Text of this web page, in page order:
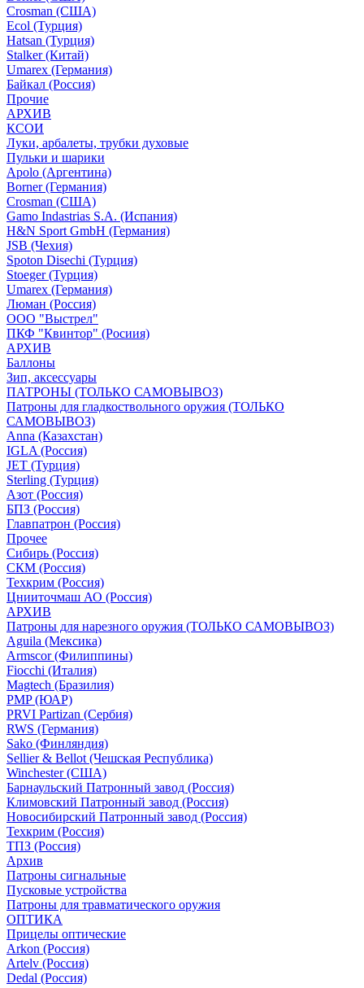
Crosman (США)
Ecol (Турция)
Hatsan (Турция)
Stalker (Китай)
Umarex (Германия)
Байкал (Россия)
Прочие
АРХИВ
КСОИ
Луки, арбалеты, трубки духовые
Пульки и шарики
Apolo (Аргентина)
Borner (Германия)
Crosman (США)
Gamo Indastrias S.A. (Испания)
H&N Sport GmbH (Германия)
JSB (Чехия)
Spoton Disechi (Турция)
Stoeger (Турция)
Umarex (Германия)
Люман (Россия)
ООО "Выстрел"
ПКФ "Квинтор" (Росиия)
АРХИВ
Баллоны
Зип, аксессуары
ПАТРОНЫ (ТОЛЬКО САМОВЫВОЗ)
Патроны для гладкоствольного оружия (ТОЛЬКО
САМОВЫВОЗ)
Anna (Казахстан)
IGLA (Россия)
JET (Турция)
Sterling (Турция)
Азот (Россия)
БПЗ (Россия)
Главпатрон (Россия)
Прочее
Сибирь (Россия)
СКМ (Россия)
Техкрим (Россия)
Цнииточмаш АО (Россия)
АРХИВ
Патроны для нарезного оружия (ТОЛЬКО САМОВЫВОЗ)
Aguila (Мексика)
Armscor (Филиппины)
Fiocchi (Италия)
Magtech (Бразилия)
PMP (ЮАР)
PRVI Partizan (Сербия)
RWS (Германия)
Sako (Финляндия)
Sellier & Bellot (Чешская Республика)
Winchester (США)
Барнаульский Патронный завод (Россия)
Климовский Патронный завод (Россия)
Новосибирский Патронный завод (Россия)
Техкрим (Россия)
ТПЗ (Россия)
Архив
Патроны сигнальные
Пусковые устройства
Патроны для травматического оружия
ОПТИКА
Прицелы оптические
Arkon (Россия)
Artelv (Россия)
Dedal (Россия)